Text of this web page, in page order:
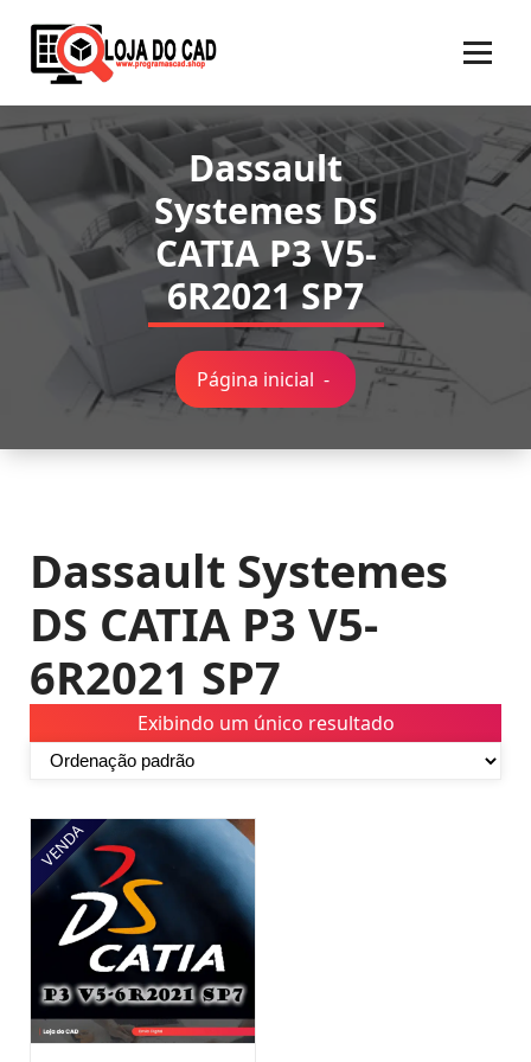
para
Dassault
Systemes DS
CATIA P3 V5-
6R2021 SP7
Página inicial -
Dassault Systemes
DS CATIA P3 V5-
6R2021 SP7
Exibindo um único resultado
VENDA